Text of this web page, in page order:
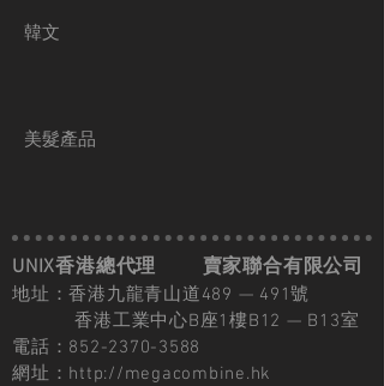
韓文
美髮產品
UNIX香港總代理 賣家聯合有限公司
地址：香港九龍青山道489 — 491號
香港工業中心B座1樓B12 — B13室
電話：852-2370-3588
網址： http://megacombine.hk